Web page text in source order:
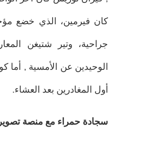
كان فيرمين، الذي خضع
جراحية، وتير شتيغن
الوحيدين عن الأمسية , أما
أول المغادرين بعد العشاء.
سجادة حمراء مع منصة تصوير